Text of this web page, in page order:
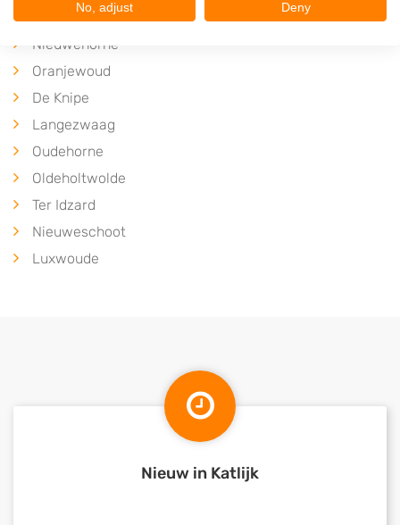
Oudeschoot
Nieuwehorne
Oranjewoud
De Knipe
Langezwaag
Oudehorne
Oldeholtwolde
Ter Idzard
Nieuweschoot
Luxwoude
Nieuw in Katlijk
No, adjust Deny